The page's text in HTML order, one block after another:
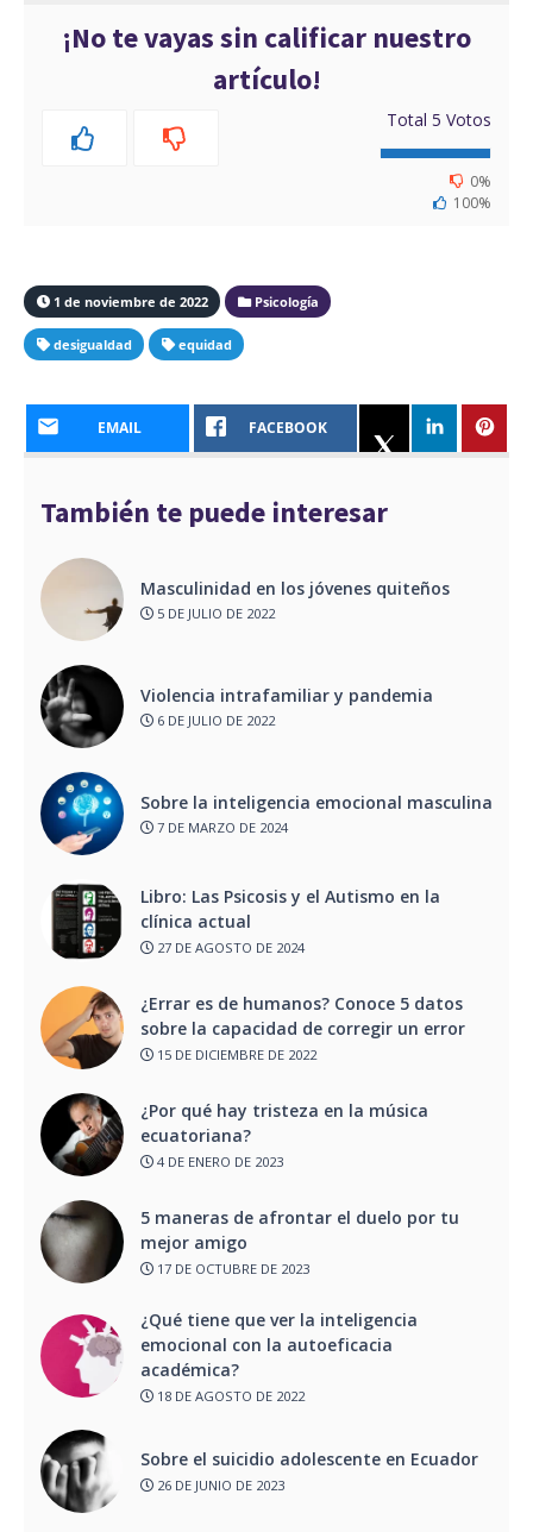
¡No te vayas sin calificar nuestro
artículo!
Total 5 Votos
0%
100%
1 de noviembre de 2022 Psicología
desigualdad equidad
EMAIL FACEBOOK
También te puede interesar
Masculinidad en los jóvenes quiteños
5 DE JULIO DE 2022
Violencia intrafamiliar y pandemia
6 DE JULIO DE 2022
Sobre la inteligencia emocional masculina
7 DE MARZO DE 2024
Libro: Las Psicosis y el Autismo en la
clínica actual
27 DE AGOSTO DE 2024
¿Errar es de humanos? Conoce 5 datos
sobre la capacidad de corregir un error
15 DE DICIEMBRE DE 2022
¿Por qué hay tristeza en la música
ecuatoriana?
4 DE ENERO DE 2023
5 maneras de afrontar el duelo por tu
mejor amigo
17 DE OCTUBRE DE 2023
¿Qué tiene que ver la inteligencia
emocional con la autoeficacia
académica?
18 DE AGOSTO DE 2022
Sobre el suicidio adolescente en Ecuador
26 DE JUNIO DE 2023